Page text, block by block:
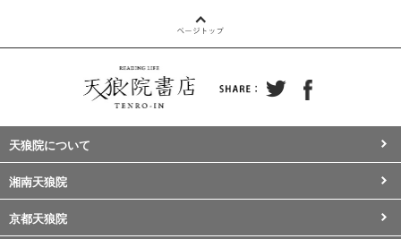
天狼院について
湘南天狼院
京都天狼院